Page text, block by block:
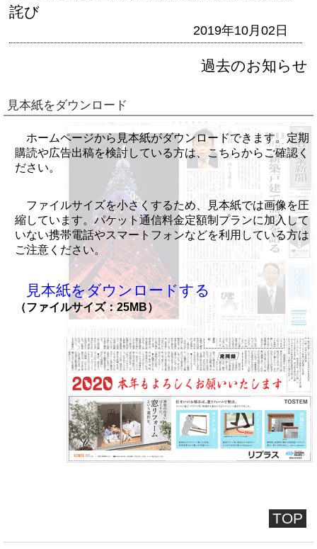
詫び
2019年10月02日
過去のお知らせ
見本紙をダウンロード
ホームページから見本紙がダウンロードできます。定期
購読や広告出稿を検討している方は、こちらからご確認く
ださい。
ファイルサイズを小さくするため、見本紙では画像を圧
縮しています。パケット通信料金定額制プランに加入して
いない携帯電話やスマートフォンなどを利用している方は
ご注意ください。
見本紙をダウンロードする
（ファイルサイズ：25MB）
TOP